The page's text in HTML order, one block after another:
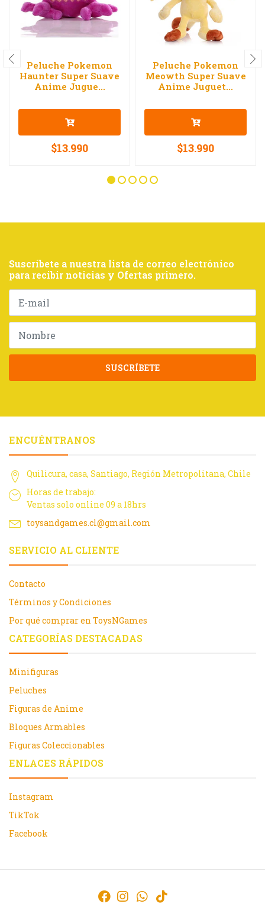
Peluche Pokemon
Haunter Super Suave
Anime Jugue...
$13.990
Peluche Pokemon
Meowth Super Suave
Anime Juguet...
$13.990
Suscríbete a nuestra lista de correo electrónico
para recibir noticias y Ofertas primero.
SUSCRÍBETE
ENCUÉNTRANOS
Quilicura, casa, Santiago, Región Metropolitana, Chile
Horas de trabajo:
Ventas solo online 09 a 18hrs
toysandgames.cl@gmail.com
SERVICIO AL CLIENTE
Contacto
Términos y Condiciones
Por qué comprar en ToysNGames
CATEGORÍAS DESTACADAS
Minifiguras
Peluches
Figuras de Anime
Bloques Armables
Figuras Coleccionables
ENLACES RÁPIDOS
Instagram
TikTok
Facebook